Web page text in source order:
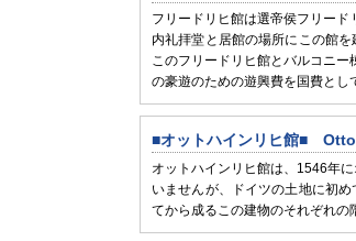
フリードリヒ館は選帝侯フリー
内礼拝堂と居館の場所にこの館
このフリードリヒ館とバルコニ
の豪遊のための遊興費を国費とし
■オットハインリヒ館■
オットハインリヒ館は、1546年
いませんが、ドイツの土地に初
てから成るこの建物のそれぞれの